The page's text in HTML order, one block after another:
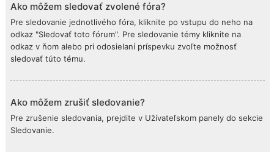
Ako môžem sledovať zvolené fóra?
Pre sledovanie jednotlivého fóra, kliknite po vstupu do neho na
odkaz "Sledovať toto fórum". Pre sledovanie témy kliknite na
odkaz v ňom alebo pri odosielaní príspevku zvoľte možnosť
sledovať túto tému.
Ako môžem zrušiť sledovanie?
Pre zrušenie sledovania, prejdite v Užívateľskom panely do sekcie
Sledovanie.